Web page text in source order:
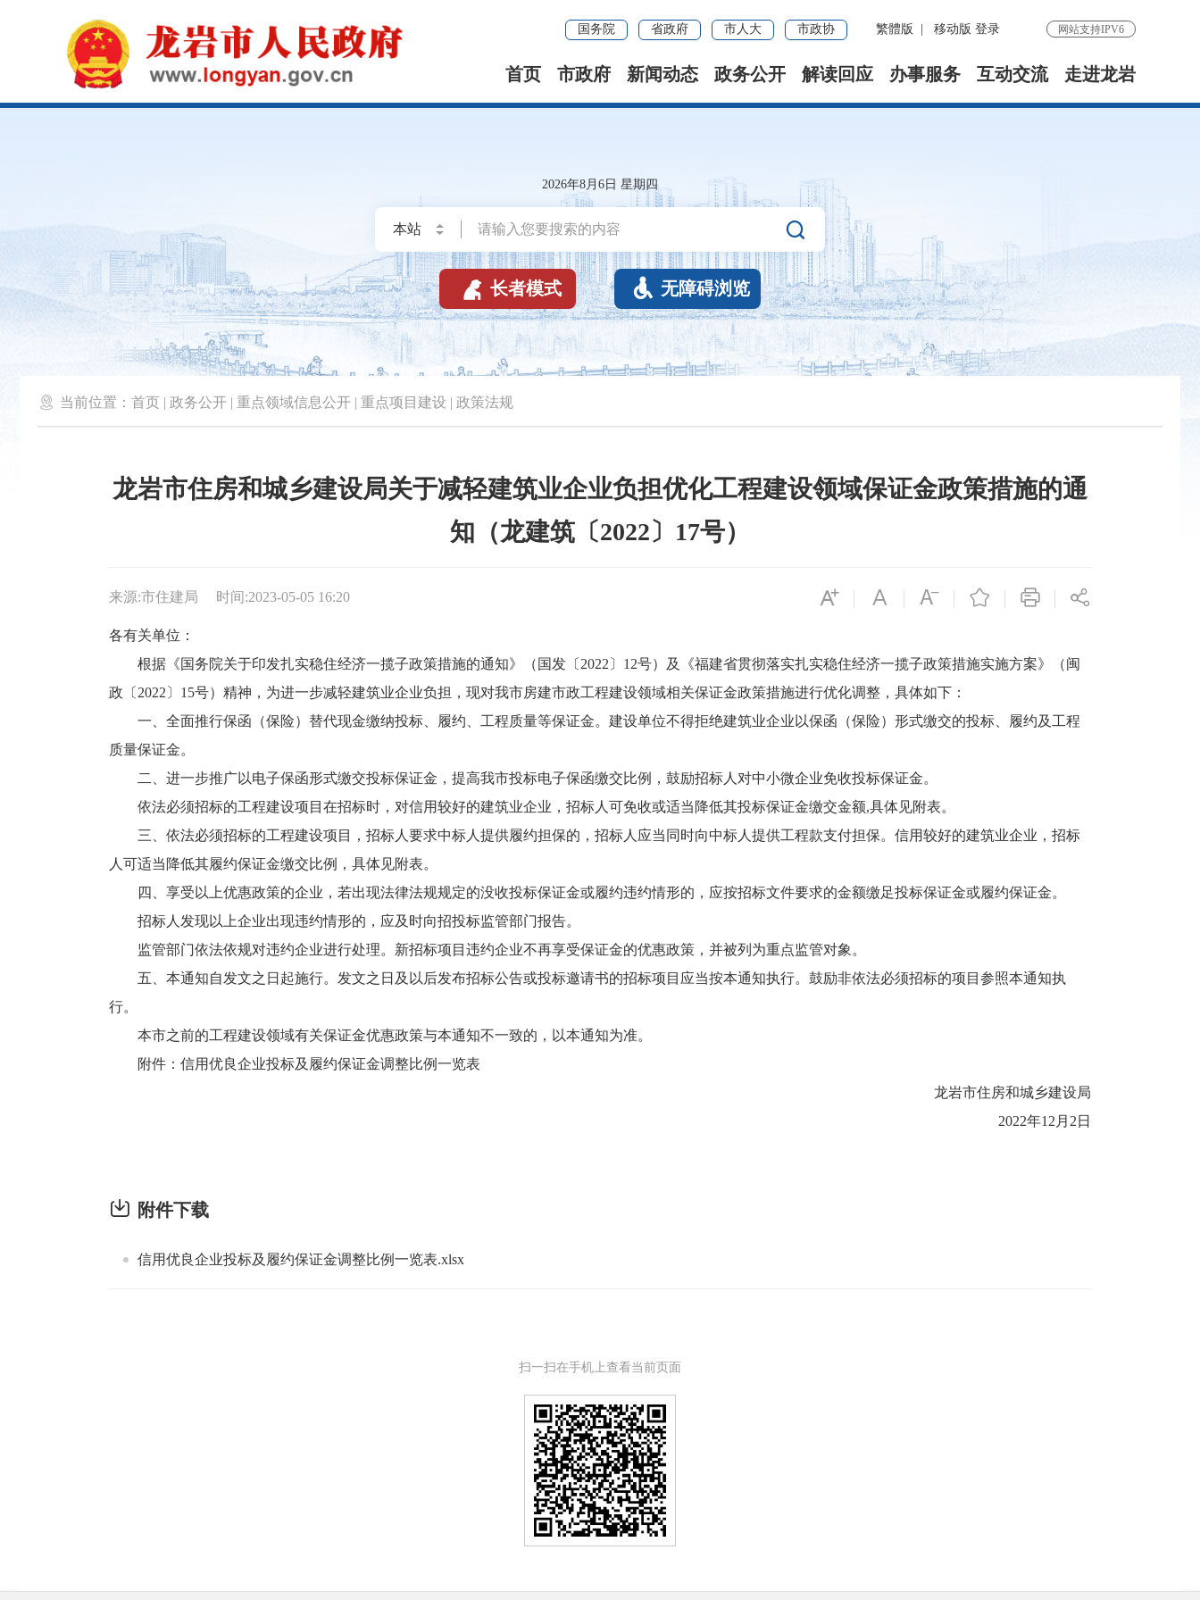
国务院 省政府 市人大 市政协 繁體版 移动版 登录 网站支持IPV6
首页 市政府 新闻动态 政务公开 解读回应 办事服务 互动交流 走进龙岩
2026年8月6日 星期四

 长者模式  无障碍浏览
 当前位置： 首页 | 政务公开 | 重点领域信息公开 | 重点项目建设 | 政策法规
龙岩市住房和城乡建设局关于减轻建筑业企业负担优化工程建设领域保证金政策措施的通
知（龙建筑〔2022〕17号）
来源:市住建局 时间:2023-05-05 16:20
各有关单位：
根据《国务院关于印发扎实稳住经济一揽子政策措施的通知》（国发〔 2022〕12号）及《福建省贯彻落实扎实稳住经济一揽子政策措施实施方案》（闽
政〔2022〕15号）精神，为进一步减轻建筑业企业负担，现对我市房建市政工程建设领域相关保证金政策措施进行优化调整，具体如下：
一、全面推行保函（保险）替代现金缴纳投标、履约、工程质量等保证金。建设单位不得拒绝建筑业企业以保函（保险）形式缴交的投标、履约及工程
质量保证金。
二、进一步推广以电子保函形式缴交投标保证金，提高我市投标电子保函缴交比例，鼓励招标人对中小微企业免收投标保证金。
依法必须招标的工程建设项目在招标时，对信用较好的建筑业企业，招标人可免收或适当降低其投标保证金缴交金额,具体见附表。
三、依法必须招标的工程建设项目，招标人要求中标人提供履约担保的，招标人应当同时向中标人提供工程款支付担保。信用较好的建筑业企业，招标
人可适当降低其履约保证金缴交比例，具体见附表。
四、享受以上优惠政策的企业，若出现法律法规规定的没收投标保证金或履约违约情形的，应按招标文件要求的金额缴足投标保证金或履约保证金。
招标人发现以上企业出现违约情形的，应及时向招投标监管部门报告。
监管部门依法依规对违约企业进行处理。新招标项目违约企业不再享受保证金的优惠政策，并被列为重点监管对象。
五、本通知自发文之日起施行。发文之日及以后发布招标公告或投标邀请书的招标项目应当按本通知执行。鼓励非依法必须招标的项目参照本通知执
行。
本市之前的工程建设领域有关保证金优惠政策与本通知不一致的，以本通知为准。
附件：信用优良企业投标及履约保证金调整比例一览表
龙岩市住房和城乡建设局
2022年12 月 2 日
附件下载
信用优良企业投标及履约保证金调整比例一览表.xlsx
扫一扫在手机上查看当前页面